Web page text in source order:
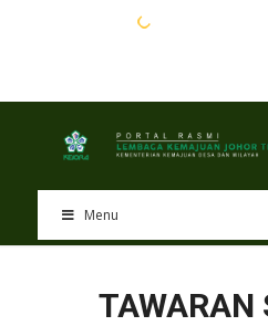
Menu
TAWARAN